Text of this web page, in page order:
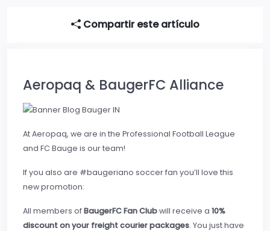
Compartir este artículo
Aeropaq & BaugerFC Alliance
At Aeropaq, we are in the Professional Football League
and FC Bauge is our team!
If you also are #baugeriano soccer fan you’ll love this
new promotion:
All members ofBaugerFC Fan Clubwill receive a 10%
discount on your freight courier packages. You just have